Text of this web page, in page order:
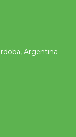
Argentina.